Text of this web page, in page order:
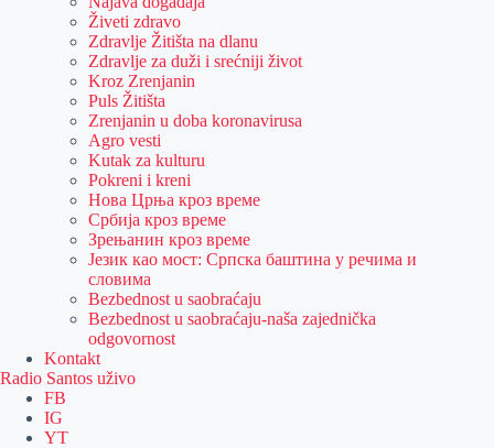
Živeti zdravo
Zdravlje Žitišta na dlanu
Zdravlje za duži i srećniji život
Kroz Zrenjanin
Puls Žitišta
Zrenjanin u doba koronavirusa
Agro vesti
Kutak za kulturu
Pokreni i kreni
Нова Црња кроз време
Србија кроз време
Зрењанин кроз време
Језик као мост: Српска баштина у речима и
словима
Bezbednost u saobraćaju
Bezbednost u saobraćaju-naša zajednička
odgovornost
Kontakt
Radio Santos uživo
FB
IG
YT